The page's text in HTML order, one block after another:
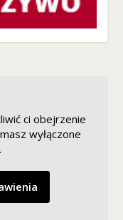
ci obejrzenie
wyłączone